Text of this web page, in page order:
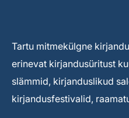
Tartu mitmekülgne
erinevat kirjandusüritust
slämmid, kirjanduslikud
kirjandusfestivalid,